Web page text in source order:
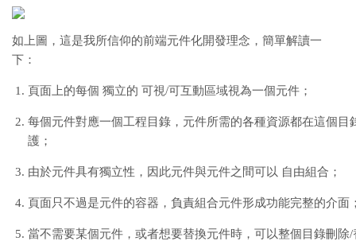
如上圖，這是我所信仰的前端元件化開發理念，簡單解讀一
下：
頁面上的每個 獨立的 可視/可互動區域視為一個元件；
每個元件對應一個工程目錄，元件所需的各種資源都在這個目
護；
由於元件具有獨立性，因此元件與元件之間可以 自由組合；
頁面只不過是元件的容器，負責組合元件形成功能完整的介面
當不需要某個元件，或者想要替換元件時，可以整個目錄刪除/